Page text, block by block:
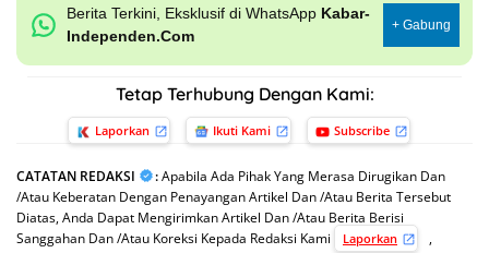
Berita Terkini, Eksklusif di WhatsApp Kabar-
Independen.Com
+ Gabung
Tetap Terhubung Dengan Kami:
Laporkan Ikuti Kami Subscribe
CATATAN REDAKSI :Apabila Ada Pihak Yang Merasa Dirugikan Dan
/Atau Keberatan Dengan Penayangan Artikel Dan /Atau Berita Tersebut
Diatas, Anda Dapat Mengirimkan Artikel Dan /Atau Berita Berisi
Sanggahan Dan /Atau Koreksi Kepada Redaksi Kami
Laporkan
,